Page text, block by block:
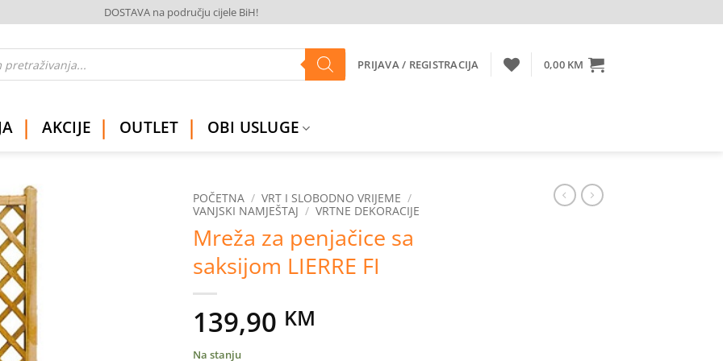
DOSTAVA na području cijele BiH!
PRIJAVA / REGISTRACIJA 0,00 KM
AKCIJE OUTLET OBI USLUGE
POČETNA / VRT I SLOBODNO VRIJEME /
VANJSKI NAMJEŠTAJ / VRTNE DEKORACIJE
Mreža za penjačice sa
saksijom LIERRE FI
139,90 KM
Na stanju